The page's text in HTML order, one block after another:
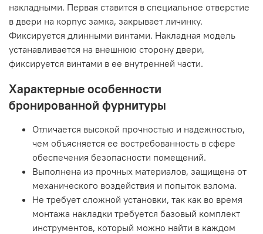
накладными. Первая ставится в специальное отверстие
в двери на корпус замка, закрывает личинку.
Фиксируется длинными винтами. Накладная модель
устанавливается на внешнюю сторону двери,
фиксируется винтами в ее внутренней части.
Характерные особенности
бронированной фурнитуры
Отличается высокой прочностью и надежностью,
чем объясняется ее востребованность в сфере
обеспечения безопасности помещений.
Выполнена из прочных материалов, защищена от
механического воздействия и попыток взлома.
Не требует сложной установки, так как во время
монтажа накладки требуется базовый комплект
инструментов, который можно найти в каждом